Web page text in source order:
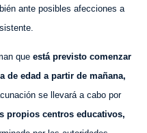
ante posibles afecciones a
que está previsto comenzar
de edad a partir de mañana,
se llevará a cabo por
propios centros educativos,